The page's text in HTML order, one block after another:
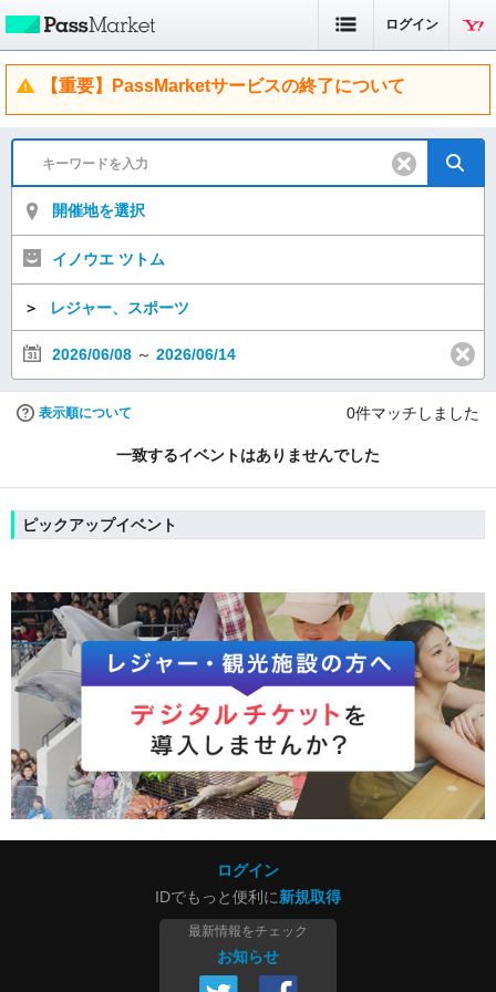
ログイン
【重要】PassMarketサービスの終了について
開催地を選択
イノウエ ツトム
＞ レジャー、スポーツ
2026/06/08 ～ 2026/06/14
表示順について 0件マッチしました
一致するイベントはありませんでした
ピックアップイベント
ログイン
IDでもっと便利に新規取得
最新情報をチェック
お知らせ